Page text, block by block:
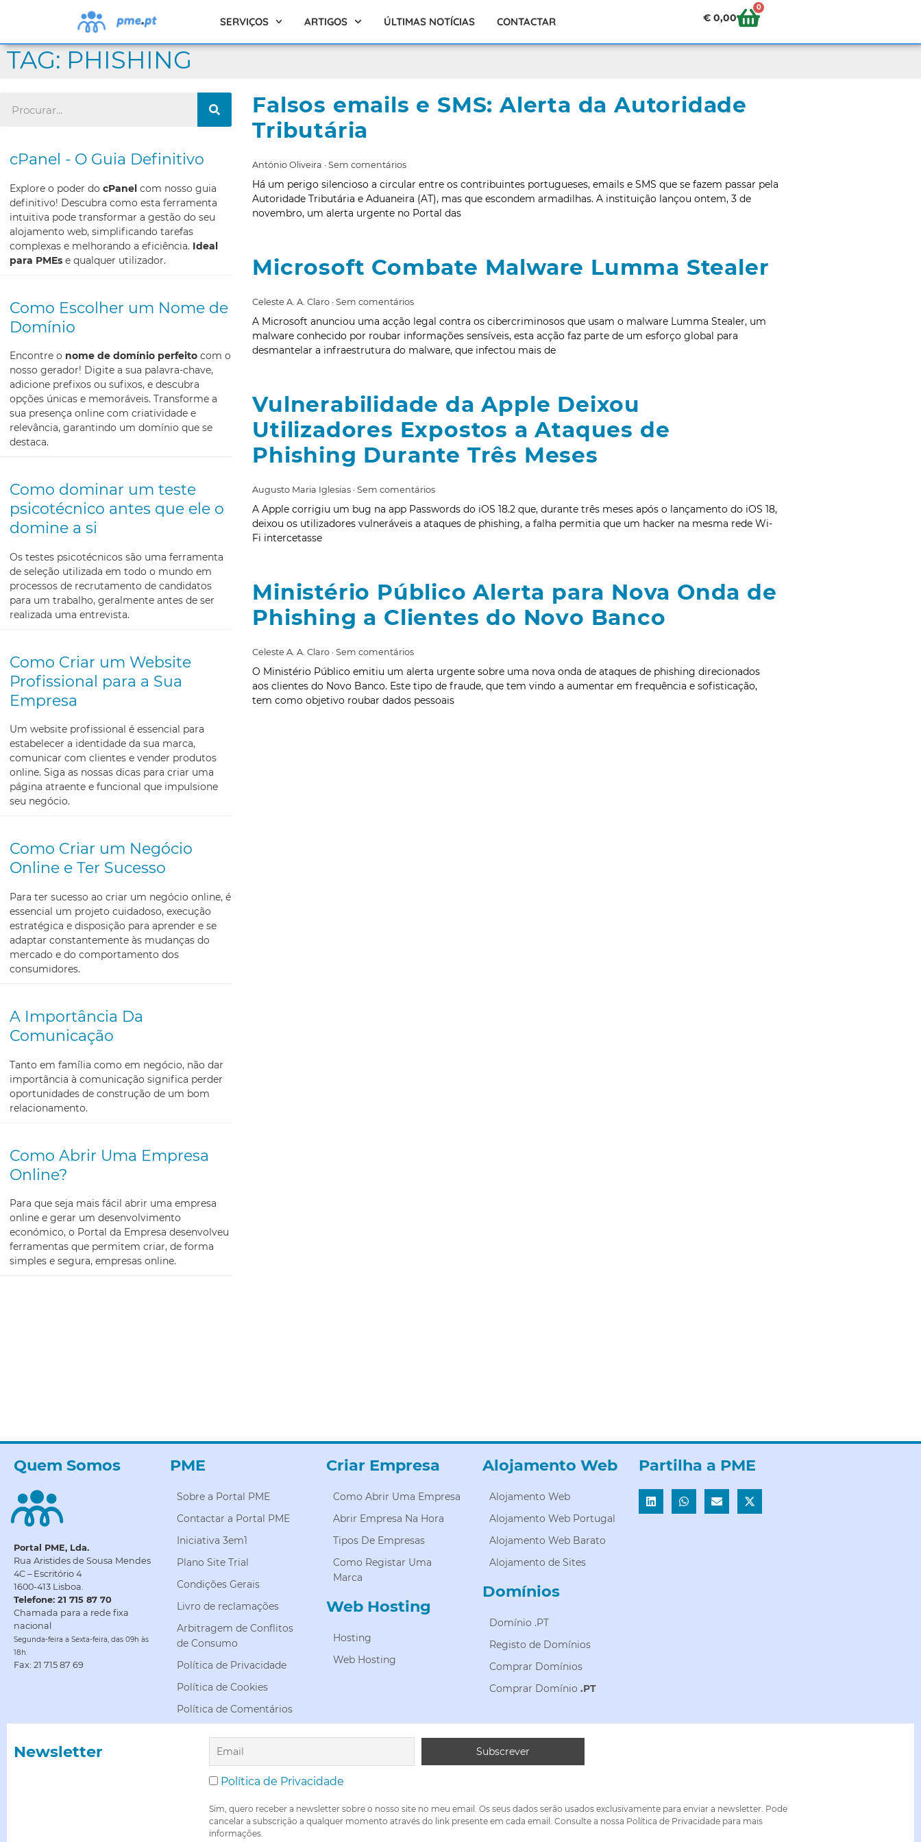
SERVIÇOS ARTIGOS ÚLTIMAS NOTÍCIAS CONTACTAR € 0,00
0
TAG: PHISHING
cPanel - O Guia Definitivo
Explore o poder do cPanel com nosso guia
definitivo! Descubra como esta ferramenta
intuitiva pode transformar a gestão do seu
alojamento web, simplificando tarefas
complexas e melhorando a eficiência. Ideal
para PMEs e qualquer utilizador.
Como Escolher um Nome de
Domínio
Encontre o nome de domínio perfeito com o
nosso gerador! Digite a sua palavra-chave,
adicione prefixos ou sufixos, e descubra
opções únicas e memoráveis. Transforme a
sua presença online com criatividade e
relevância, garantindo um domínio que se
destaca.
Como dominar um teste
psicotécnico antes que ele o
domine a si
Os testes psicotécnicos são uma ferramenta
de seleção utilizada em todo o mundo em
processos de recrutamento de candidatos
para um trabalho, geralmente antes de ser
realizada uma entrevista.
Como Criar um Website
Profissional para a Sua
Empresa
Um website profissional é essencial para
estabelecer a identidade da sua marca,
comunicar com clientes e vender produtos
online. Siga as nossas dicas para criar uma
página atraente e funcional que impulsione
seu negócio.
Como Criar um Negócio
Online e Ter Sucesso
Para ter sucesso ao criar um negócio online, é
essencial um projeto cuidadoso, execução
estratégica e disposição para aprender e se
adaptar constantemente às mudanças do
mercado e do comportamento dos
consumidores.
A Importância Da
Comunicação
Tanto em família como em negócio, não dar
importância à comunicação significa perder
oportunidades de construção de um bom
relacionamento.
Como Abrir Uma Empresa
Online?
Para que seja mais fácil abrir uma empresa
online e gerar um desenvolvimento
económico, o Portal da Empresa desenvolveu
ferramentas que permitem criar, de forma
simples e segura, empresas online.
Falsos emails e SMS: Alerta da Autoridade
Tributária
António Oliveira Sem comentários
Há um perigo silencioso a circular entre os contribuintes portugueses, emails e SMS que se fazem passar pela
Autoridade Tributária e Aduaneira (AT), mas que escondem armadilhas. A instituição lançou ontem, 3 de
novembro, um alerta urgente no Portal das
Microsoft Combate Malware Lumma Stealer
Celeste A. A. Claro Sem comentários
A Microsoft anunciou uma acção legal contra os cibercriminosos que usam o malware Lumma Stealer, um
malware conhecido por roubar informações sensíveis, esta acção faz parte de um esforço global para
desmantelar a infraestrutura do malware, que infectou mais de
Vulnerabilidade da Apple Deixou
Utilizadores Expostos a Ataques de
Phishing Durante Três Meses
Augusto Maria Iglesias Sem comentários
A Apple corrigiu um bug na app Passwords do iOS 18.2 que, durante três meses após o lançamento do iOS 18,
deixou os utilizadores vulneráveis a ataques de phishing, a falha permitia que um hacker na mesma rede Wi-
Fi intercetasse
Ministério Público Alerta para Nova Onda de
Phishing a Clientes do Novo Banco
Celeste A. A. Claro Sem comentários
O Ministério Público emitiu um alerta urgente sobre uma nova onda de ataques de phishing direcionados
aos clientes do Novo Banco. Este tipo de fraude, que tem vindo a aumentar em frequência e sofisticação,
tem como objetivo roubar dados pessoais
Quem Somos
Portal PME, Lda.
Rua Aristides de Sousa Mendes
4C – Escritório 4
1600-413 Lisboa.
Telefone: 21 715 87 70
Chamada para a rede fixa
nacional
Segunda-feira a Sexta-feira, das 09h às
18h.
Fax: 21 715 87 69
PME
Sobre a Portal PME
Contactar a Portal PME
Iniciativa 3em1
Plano Site Trial
Condições Gerais
Livro de reclamações
Arbitragem de Conflitos
de Consumo
Política de Privacidade
Política de Cookies
Política de Comentários
Criar Empresa
Como Abrir Uma Empresa
Abrir Empresa Na Hora
Tipos De Empresas
Como Registar Uma
Marca
Web Hosting
Hosting
Web Hosting
Alojamento Web
Alojamento Web
Alojamento Web Portugal
Alojamento Web Barato
Alojamento de Sites
Domínios
Domínio .PT
Registo de Domínios
Comprar Domínios
Comprar Domínio .PT
Partilha a PME
Newsletter
Política de Privacidade
Sim, quero receber a newsletter sobre o nosso site no meu email. Os seus dados serão usados exclusivamente para enviar a newsletter. Pode
cancelar a subscrição a qualquer momento através do link presente em cada email. Consulte a nossa Política de Privacidade para mais
informações.